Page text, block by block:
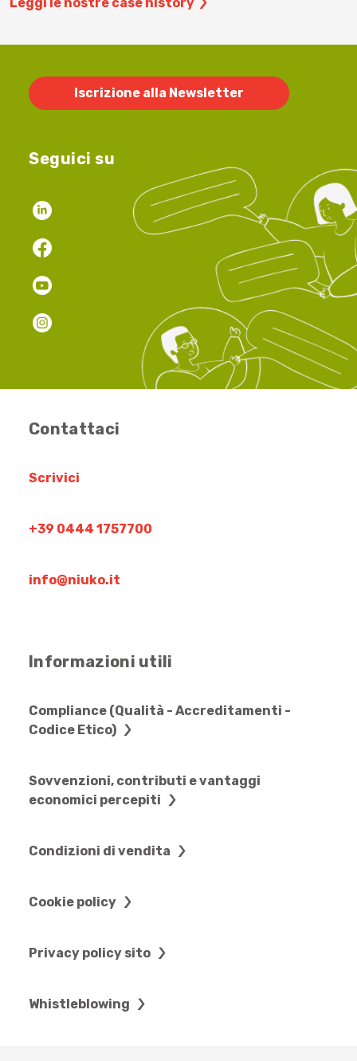
Iscrizione alla Newsletter
Seguici su
Contattaci
Scrivici
+39 0444 1757700
info@niuko.it
Informazioni utili
Compliance (Qualità - Accreditamenti -
Codice Etico)
Sovvenzioni, contributi e vantaggi
economici percepiti
Condizioni di vendita
Cookie policy
Privacy policy sito
Whistleblowing